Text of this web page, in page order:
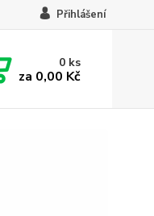
Přihlášení
0 ks
za 0,00 Kč